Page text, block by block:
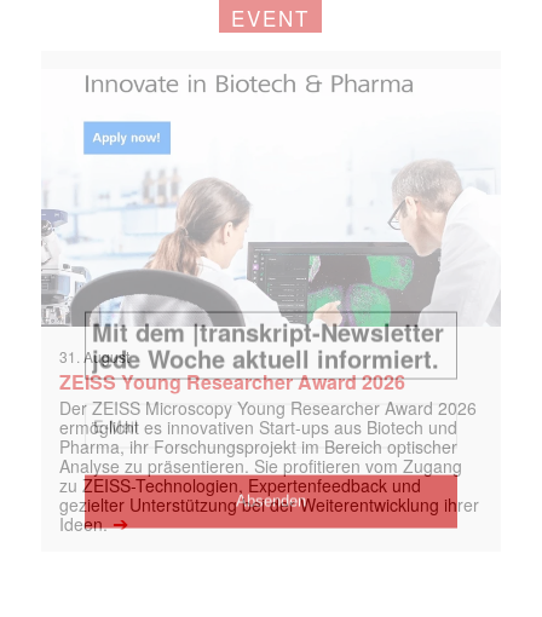
EVENT
31. August
ZEISS Young Researcher Award 2026
Der ZEISS Microscopy Young Researcher Award 2026
ermöglicht es innovativen Start-ups aus Biotech und
Pharma, ihr Forschungsprojekt im Bereich optischer
Analyse zu präsentieren. Sie profitieren vom Zugang
zu ZEISS-Technologien, Expertenfeedback und
gezielter Unterstützung bei der Weiterentwicklung ihrer
Ideen.➔